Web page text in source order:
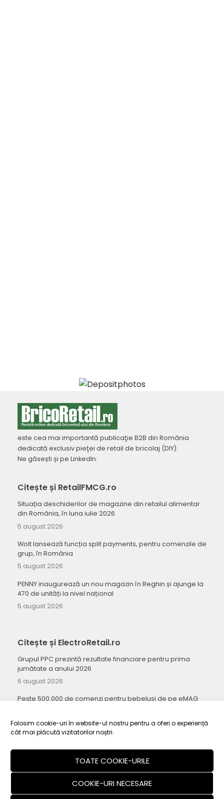
Folosim cookie-uri în website-ul nostru pentru a oferi o experiență
cât mai plăcută vizitatorilor noștri.
TOATE COOKIE-URILE
COOKIE-URI NECESARE
este cea mai importantă publicaţie B2B din România
dedicată exclusiv pieţei de retail de bricolaj (DIY).
Ne găsești și pe LinkedIn:
Citește și RetailFMCG.ro
Situația deschiderilor de magazine din retailul alimentar
din România, în luna iulie 2026
5 august 2026
Wolt lansează funcția split payments, pentru comenzile de
grup, în România
5 august 2026
PENNY inaugurează un nou magazin în Reghin și ajunge la
470 de unități la nivel național
5 august 2026
Citește și ElectroRetail.ro
Grupul PPC prezintă rezultate financiare pentru prima
jumătate a anului 2026
6 august 2026
Peste 500.000 de comenzi pentru bebeluși de pe eMAG
5 august 2026
Packeta România integrează rețeaua Poștei Române și își
extinde substanțial acoperirea națională